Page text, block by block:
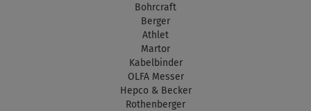
Bohrcraft
Berger
Athlet
Martor
Kabelbinder
OLFA Messer
Hepco & Becker
Rothenberger